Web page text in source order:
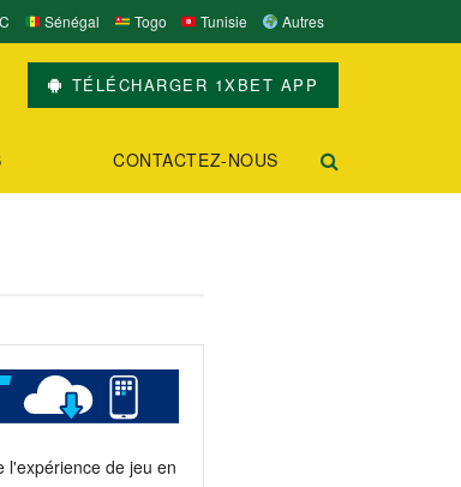
Sénégal Togo Tunisie Autres
TÉLÉCHARGER 1XBET APP
CONTACTEZ-NOUS
l'expérience de jeu en